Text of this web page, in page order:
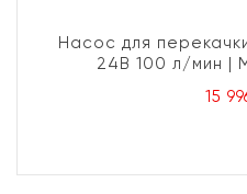
Насос для
24В 100 л/мин |
15